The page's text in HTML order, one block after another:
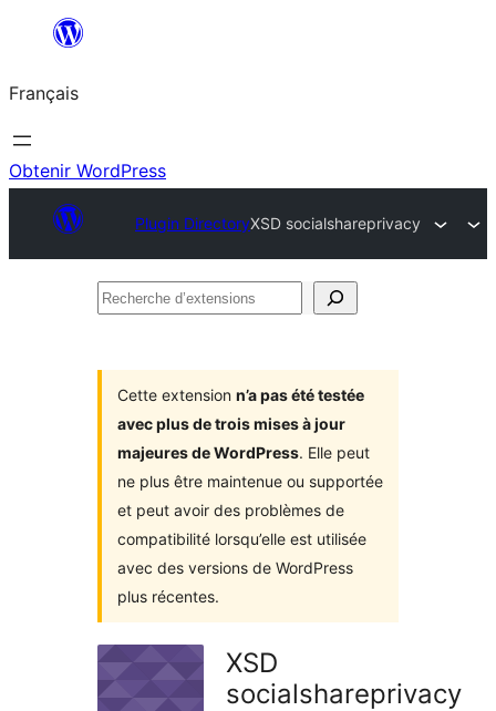
contenu
Français
Obtenir WordPress
Plugin DirectoryXSD socialshareprivacy
Recherche
Cette extension n’a pas été testée
avec plus de trois mises à jour
majeures de WordPress. Elle peut
ne plus être maintenue ou supportée
et peut avoir des problèmes de
compatibilité lorsqu’elle est utilisée
avec des versions de WordPress
plus récentes.
XSD
socialshareprivacy